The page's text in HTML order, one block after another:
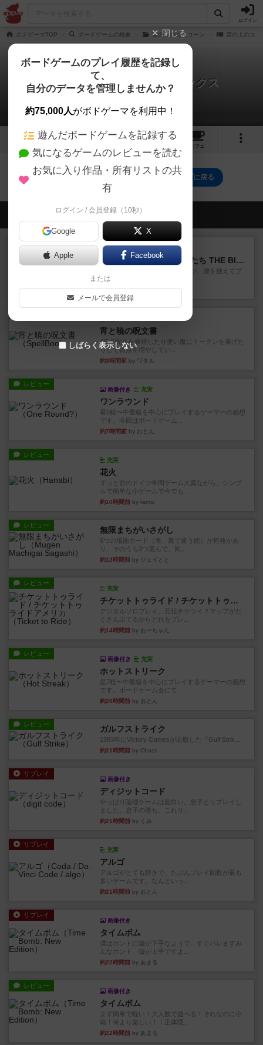
ログイン
ボドゲーマTOP ボードゲームの検索 雲の上のユニコーン 雲の上のユ
雲の上のユニコーン・デラックス
0件のリプレイ日記
2 1
カフェ
雲の上のユニコーン・デラックスのトップに戻る
会員の新しい投稿
レビュー
アグリコラ：牧場の動物たち THE BIG BOX
長らく積みゲーになってましたが、腰を据えてプ
レイできましたのでやってみ...
31分前by くみ
宵と暁の呪文書
4/5点呪文を修得したり使い魔にトークンを捧げた
りして得点を増やしてい...
約3時間前 by ワタル
レビュー
画像付き 充実
ワンラウンド
星5軽〜中量級を中心にプレイするゲーマーの感想
です。今回はボードゲーム...
約7時間前 by おとん
レビュー
充実
花火
ずっと前のドイツ年間ゲーム大賞ながら、シンプ
ルで簡単な小ゲームで今でも...
約10時間前 by tamio
レビュー 無限まちがいさがし
6つの場面カード（表、裏で違う絵）が何枚かあ
り、そのうち3つ選んで、同...
約12時間前 by ジェイとと
レビュー
充実
チケットトゥライド / チケットトゥライドアメリカ
デジタルソロプレイ。元祖チケライ？マップがた
くさん出てるからどれをプレ...
約14時間前 by おーちゃん
レビュー
画像付き 充実
ホットストリーク
星7軽〜中量級を中心にプレイするゲーマーの感想
です。ボードゲーム会にて...
約20時間前 by おとん
レビュー ガルフストライク
1983年にVictory Gamesが出版した『Gulf Strik...
約21時間前 by Chaco
リプレイ
画像付き
ディジットコード
やっぱり論理ゲームは面白い。息子とリプレイし
ました。息子の勝ち。これリ...
約21時間前 by くみ
リプレイ
充実
アルゴ
アルゴがとても好きで、たぶんプレイ回数が最も
多いゲームです。なんといっ...
約21時間前 by おとん
リプレイ
画像付き
タイムボム
僕はホントに嘘が下手なようで、すぐバレますみ
んなホント、嘘が上手ですよ...
約22時間前 by あまる
レビュー
画像付き
タイムボム
まず簡単で軽い！大人数で遊べる！それなのに小
箱！何より楽しい！！正体隠...
約22時間前 by あまる
閉じる
ボードゲームのプレイ履歴を記録し
て、
自分のデータを管理しませんか？
約75,000人がボドゲーマを利用中！
遊んだボードゲームを記録する
気になるゲームのレビューを読む
お気に入り作品・所有リストの共
有
ログイン / 会員登録（10秒）
Google X
Apple Facebook
または
メールで会員登録
しばらく表示しない